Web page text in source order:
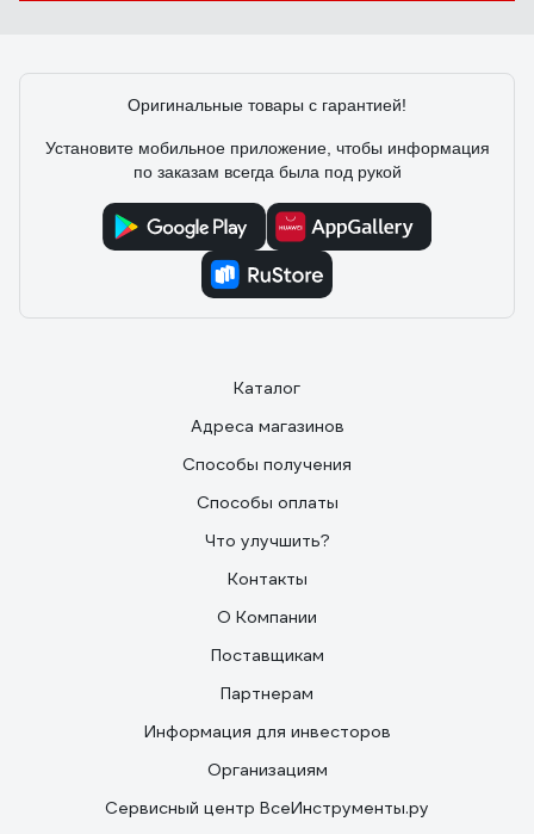
Оригинальные товары с гарантией!
Установите мобильное приложение, чтобы информация
по заказам всегда была под рукой
Каталог
Адреса магазинов
Способы получения
Способы оплаты
Что улучшить?
Контакты
О Компании
Поставщикам
Партнерам
Информация для инвесторов
Организациям
Сервисный центр ВсеИнструменты.ру